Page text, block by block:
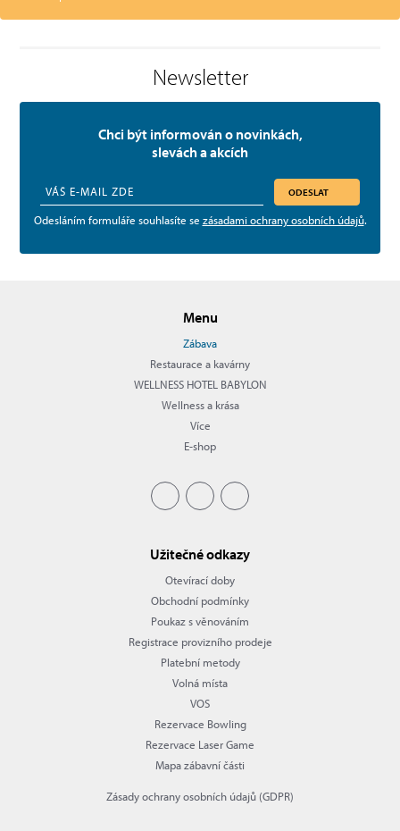
Newsletter
Chci být informován o novinkách,
slevách a akcích
ODESLAT
Odesláním formuláře souhlasíte se zásadami ochrany osobních údajů.
Menu
Zábava
Restaurace a kavárny
WELLNESS HOTEL BABYLON
Wellness a krása
Více
E-shop
Užitečné odkazy
Otevírací doby
Obchodní podmínky
Poukaz s věnováním
Registrace provizního prodeje
Platební metody
Volná místa
VOS
Rezervace Bowling
Rezervace Laser Game
Mapa zábavní části
Zásady ochrany osobních údajů (GDPR)